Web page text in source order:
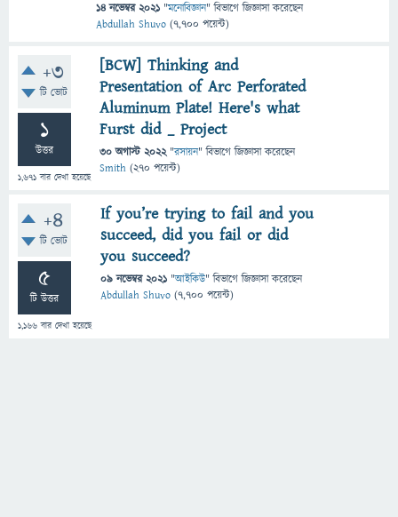
14 নভেম্বর 2021 "মনোবিজ্ঞান" বিভাগে জিজ্ঞাসাকরেছেন
Abdullah Shuvo (7,700 পয়েন্ট)
+3
টি ভোট
1
উত্তর
1,671 বার দেখা হয়েছে
[BCW] Thinking and
Presentation of Arc Perforated
Aluminum Plate! Here's what
Furst did _ Project
30 অগাস্ট 2022 "রসায়ন" বিভাগে জিজ্ঞাসাকরেছেন
Smith (270 পয়েন্ট)
+4
টি ভোট
5
টি উত্তর
1,166 বার দেখা হয়েছে
If you’re trying to fail and you
succeed, did you fail or did
you succeed?
09 নভেম্বর 2021 "আইকিউ" বিভাগে জিজ্ঞাসাকরেছেন
Abdullah Shuvo (7,700 পয়েন্ট)